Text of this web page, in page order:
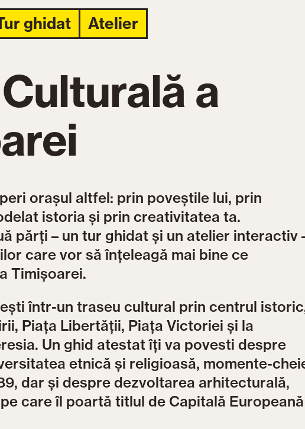
ghidat Atelier
a
orașul altfel: prin poveștile lui, prin
istoria și prin creativitatea ta.
părți – un tur ghidat și un atelier interactiv
care vor să înțeleagă mai bine ce
Timișoarei.
într-un traseu cultural prin centrul
Piața Libertății, Piața Victoriei și la
Un ghid atestat îți va povesti despre
etnică și religioasă, momente-
dar și despre dezvoltarea arhitecturală,
care îl poartă titlul de Capitală Europeană